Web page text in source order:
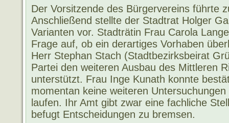
Der Vorsitzende des Bürgervereins führte
Anschließend stellte der Stadtrat Holger
Varianten vor. Stadträtin Frau Carola
Frage auf, ob ein derartiges Vorhaben
Herr Stephan Stach (Stadtbezirksbeirat
Partei den weiteren Ausbau des Mittleren
unterstützt. Frau Inge Kunath konnte
momentan keine weiteren
laufen. Ihr Amt gibt zwar eine fachliche
befugt Entscheidungen zu bremsen.